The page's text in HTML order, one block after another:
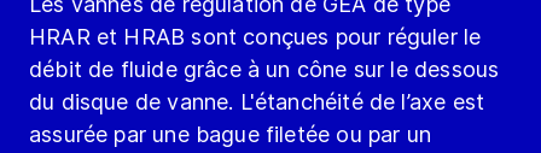
HRAR et HRAB sont conçues pour réguler le
débit de fluide grâce à un cône sur le dessous
du disque de vanne. L'étanchéité de l’axe est
assurée par une bague filetée ou par un